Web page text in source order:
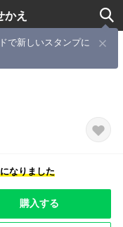
かえ
で新しいスタンプに
なな-
なりました
購入する